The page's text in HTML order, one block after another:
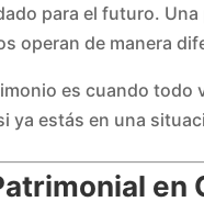
para el futuro.
operan de manera
es cuando todo
ya estás en una
en